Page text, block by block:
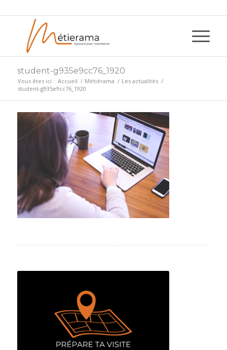
student-g935e9cc76_1920
Vous êtes ici : Accueil / Métiérama / Les actualités /
student-g935e9cc76_1920